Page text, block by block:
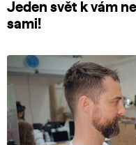
Jeden svět k vám
sami!